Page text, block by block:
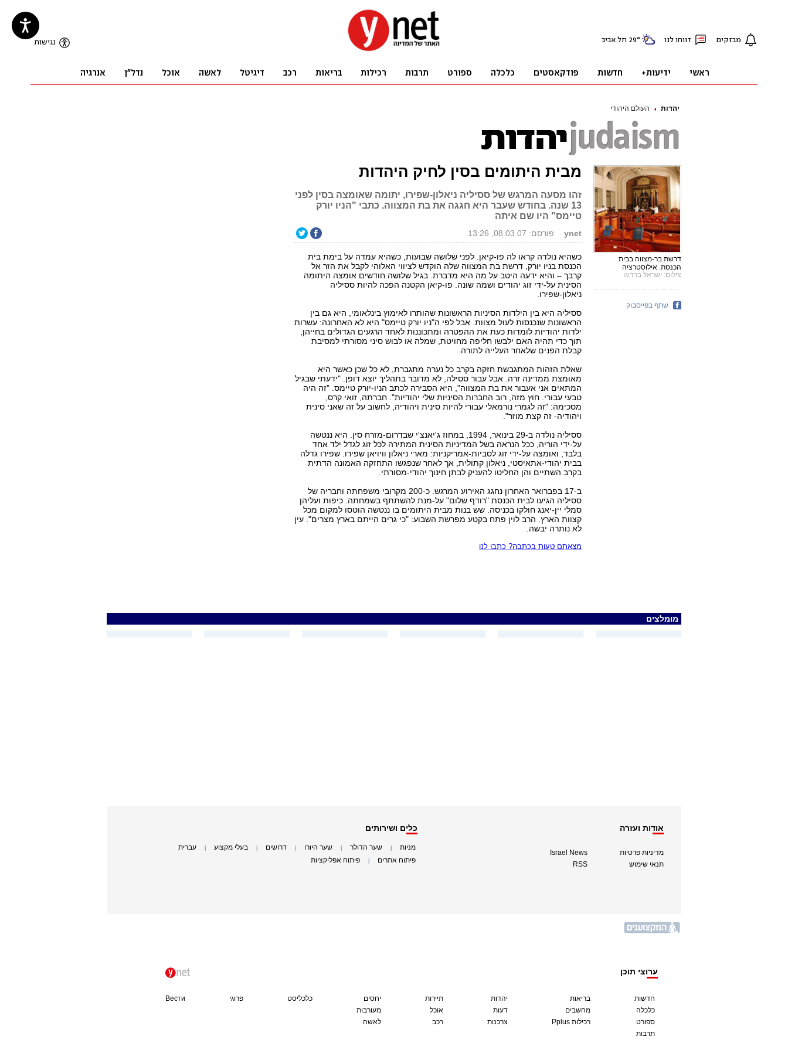
יהדות העולם היהודי
מבית היתומים בסין לחיק היהדות
זהו מסעה המרגש של ססיליה ניאלון-שפירו, יתומה שאומצה בסין לפני
13 שנה. בחודש שעבר היא חגגה את בת המצווה. כתבי "הניו יורק
טיימס" היו שם איתה
ynet פורסם: 08.03.07, 13:26
כשהיא נולדה קראו לה פוּ-קיאן. לפני שלושה שבועות, כשהיא עמדה על בימת בית
הכנסת בניו יורק, דרשת בת המצווה שלה הוקדש לציווי האלוהי לקבל את הזר אל
קרבך – והיא ידעה היטב על מה היא מדברת. בגיל שלושה חודשים אומצה היתומה
הסינית על-ידי זוג יהודים ושמה שונה. פוּ-קיאן הקטנה הפכה להיות ססיליה
ניאלון-שפירו.
ססיליה היא בין הילדות הסיניות הראשונות שהותרו לאימוץ בינלאומי, היא גם בין
הראשונות שנכנסות לעול מצוות. אבל לפי ה"ניו יורק טיימס" היא לא האחרונה: עשרות
ילדות יהודיות לומדות כעת את ההפטרה ומתכוננות לאחד הרגעים הגדולים בחייהן,
תוך כדי תהיה האם ילבשו חליפה מחויטת, שמלה או לבוש סיני מסורתי למסיבת
קבלת הפנים שלאחר העלייה לתורה.
שאלת הזהות המתגבשת חזקה בקרב כל נערה מתגברת, לא כל שכן כאשר היא
מאומצת ממדינה זרה. אבל עבור ססילה, לא מדובר בתהליך יוצא דופן. "ידעתי שבגיל
המתאים אני אעבור את בת המצווה", היא הסבירה לכתב הניו-יורק טיימס. "זה היה
טבעי עבורי. חוץ מזה, רוב החברות הסיניות שלי יהודיות". חברתה, זואי קרס,
מסכימה: "זה לגמרי נורמאלי עבורי להיות סינית ויהודיה, לחשוב על זה שאני סינית
ויהודיה- זה קצת מוזר".
ססיליה נולדה ב-29 בינואר, 1994, במחוז ג'יאנצ'י שבדרום-מזרח סין. היא ננטשה
על-ידי הוריה, ככל הנראה בשל המדיניות הסינית המתירה לכל זוג לגדל ילד אחד
בלבד, ואומצה על-ידי זוג לסביות-אמריקניות: מארי ניאלון וויויאן שפירו. שפירו גדלה
בבית יהודי-אתאיסטי, ניאלון קתולית, אך לאחר שנפגשו התחזקה האמונה הדתית
בקרב השתיים והן החליטו להעניק לבתן חינוך יהודי-מסורתי.
ב-17 בפברואר האחרון נחגג האירוע המרגש. כ-200 מקרובי משפחתה וחבריה של
ססיליה הגיעו לבית הכנסת "רודף שלום" על-מנת להשתתף בשמחתה. כיפות ועליהן
סמלי יין-יאנג חולקו בכניסה. שש בנות מבית היתומים בו ננטשה הוטסו למקום מכל
קצוות הארץ. הרב לוין פתח בקטע מפרשת השבוע: "כי גרים הייתם בארץ מצרים". עין
לא נותרה יבשה.
מצאתם טעות בכתבה? כתבו לנו
דרשת בר-מצווה בבית
הכנסת. אילוסטרציה
צילום: ישראל ברדוגו
שתף בפייסבוק
מומלצים
אודות ועזרה
מדיניות פרטיות
תנאי שימוש
Israel News
RSS
כלים ושירותים
מניות שער הדולר שער היורו דרושים בעלי מקצוע עברית
פיתוח אתרים פיתוח אפליקציות
ערוצי תוכן
חדשות
כלכלה
ספורט
תרבות
בריאות
מחשבים
Pplus רכילות
יהדות
דעות
צרכנות
תיירות
אוכל
רכב
יחסים
מעורבות
לאשה
כלכליסט פרוגי Вести